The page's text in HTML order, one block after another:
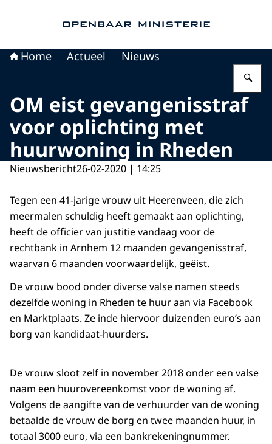
Home Actueel Nieuws
OM eist gevangenisstraf
voor oplichting met
huurwoning in Rheden
Nieuwsbericht26-02-2020 | 14:25
Tegen een 41-jarige vrouw uit Heerenveen, die zich
meermalen schuldig heeft gemaakt aan oplichting,
heeft de officier van justitie vandaag voor de
rechtbank in Arnhem 12 maanden gevangenisstraf,
waarvan 6 maanden voorwaardelijk, geëist.
De vrouw bood onder diverse valse namen steeds
dezelfde woning in Rheden te huur aan via Facebook
en Marktplaats. Ze inde hiervoor duizenden euro’s aan
borg van kandidaat-huurders.
De vrouw sloot zelf in november 2018 onder een valse
naam een huurovereenkomst voor de woning af.
Volgens de aangifte van de verhuurder van de woning
betaalde de vrouw de borg en twee maanden huur, in
totaal 3000 euro, via een bankrekeningnummer.